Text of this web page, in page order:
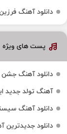
دانلود آهنگ فرزین
پست های ویژه
دانلود آهنگ
آهنگ تولد جدید
دانلود آهنگ
دانلود جدیدترین